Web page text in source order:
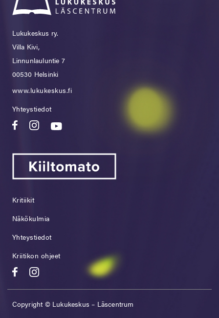
Lukukeskus ry.
Villa Kivi,
Linnunlauluntie 7
00530 Helsinki
www.lukukeskus.fi
Yhteystiedot
Kritiikit
Näkökulmia
Yhteystiedot
Kriitikon ohjeet
Copyright © Lukukeskus – Läscentrum